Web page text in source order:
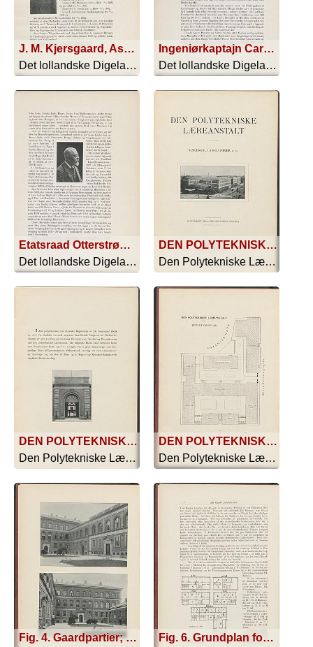
J. M. Kjersgaard, Assistent (ved Anlæget) fra 1874, Digeingeniør fra 1878
Det lollandske Digelag 1873-1913 - 1913
Ingeniørkaptajn Carstensen, Statens kontrollerende Ingeniør 1873-74.
Det lollandske Digelag 1873-1913 - 1913
Etatsraad Otterstrøm, Statens kontrollerende Ingeniør 1874-89.
Det lollandske Digelag 1873-1913 - 1913
DEN POLYTEKNISKE LÆREANSTALT SAMLINGER, LABORATORIER M. M. SUPPLEMENT TIL LÆREANSTALTENS PROGRAM KØBENHAVN TRYKT HOS J. H. SCHULTZ A/S 1910
Den Polytekniske Læreanstalt - 1910
DEN POLYTEKNISKE LÆREANSTALT
Den Polytekniske Læreanstalt - 1910
DEN POLYTEKNISKE LÆREANSTALT SITUATIONSPLAN
Den Polytekniske Læreanstalt - 1910
Fig. 4. Gaardpartier; Fig. 5. Gaardpartier
Fig. 6. Grundplan for fysisk Laboratorium